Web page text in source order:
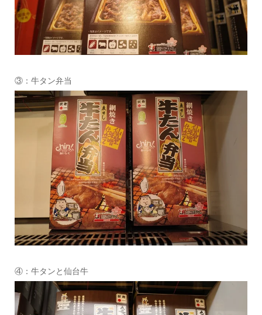
③：牛タン弁当
④：牛タンと仙台牛